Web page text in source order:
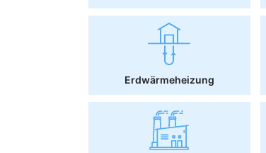
Erdwärmeheizung